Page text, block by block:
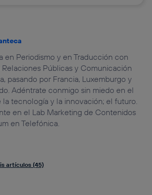
en Periodismo y en Traducción con
Relaciones Públicas y Comunicación
pasando por Francia, Luxemburgo y
Adéntrate conmigo sin miedo en el
la tecnología y la innovación; el futuro.
en el Lab Marketing de Contenidos
en Telefónica.
artículos (45)